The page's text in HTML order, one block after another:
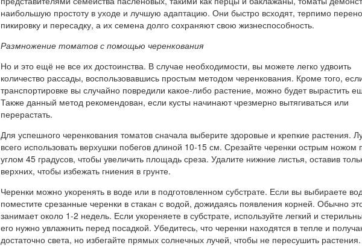
наибольшую простоту в уходе и лучшую адаптацию. Они быстро всходят, терпимо
пикировку и пересадку, а их семена долго сохраняют свою жизнеспособность.
Размножение томатов с помощью черенкования
Но и это ещё не все их достоинства. В случае необходимости, вы можете легко удвоить
количество рассады, воспользовавшись простым методом черенкования. Кроме того,
транспортировке вы случайно повредили какое-либо растение, можно будет вырастить
Также данный метод рекомендован, если кусты начинают чрезмерно вытягиваться или
перерастать.
Для успешного черенкования томатов сначала выберите здоровые и крепкие растения.
всего использовать верхушки побегов длиной 10-15 см. Срезайте черенки острым ножом
углом 45 градусов, чтобы увеличить площадь среза. Удалите нижние листья, оставив
верхних, чтобы избежать гниения в грунте.
Черенки можно укоренять в воде или в подготовленном субстрате. Если вы выбираете
поместите срезанные черенки в стакан с водой, дожидаясь появления корней. Обычно
занимает около 1-2 недель. Если укореняете в субстрате, используйте легкий и
его нужно увлажнить перед посадкой. Убедитесь, что черенки находятся в тепле и
достаточно света, но избегайте прямых солнечных лучей, чтобы не пересушить растения.